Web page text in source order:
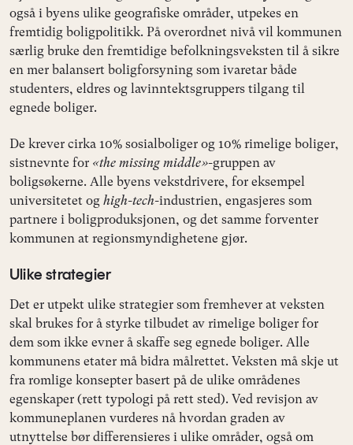
også i byens ulike geografiske områder, utpekes en
fremtidig boligpolitikk. På overordnet nivå vil kommunen
særlig bruke den fremtidige befolkningsveksten til å sikre
en mer balansert boligforsyning som ivaretar både
studenters, eldres og lavinntektsgruppers tilgang til
egnede boliger.
De krever cirka 10% sosialboliger og 10% rimelige boliger,
sistnevnte for «the missing middle»-gruppen av
boligsøkerne. Alle byens vekstdrivere, for eksempel
universitetet og high-tech-industrien, engasjeres som
partnere i boligproduksjonen, og det samme forventer
kommunen at regionsmyndighetene gjør.
Ulike strategier
Det er utpekt ulike strategier som fremhever at veksten
skal brukes for å styrke tilbudet av rimelige boliger for
dem som ikke evner å skaffe seg egnede boliger. Alle
kommunens etater må bidra målrettet. Veksten må skje ut
fra romlige konsepter basert på de ulike områdenes
egenskaper (rett typologi på rett sted). Ved revisjon av
kommuneplanen vurderes nå hvordan graden av
utnyttelse bør differensieres i ulike områder, også om